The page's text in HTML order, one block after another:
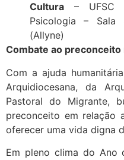
Cultura – UFSC
Psicologia –
(Allyne)
Combate ao preconceito
Com a ajuda
Arquidiocesana, da
Pastoral do Migrante,
preconceito em relação
oferecer uma vida digna
Em pleno clima do Ano